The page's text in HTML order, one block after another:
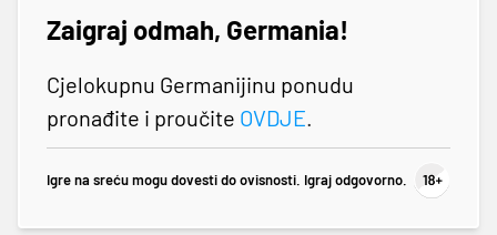
Zaigraj odmah, Germania!
Cjelokupnu Germanijinu ponudu
pronađite i proučite OVDJE.
Igre na sreću mogu dovesti do ovisnosti. Igraj odgovorno.